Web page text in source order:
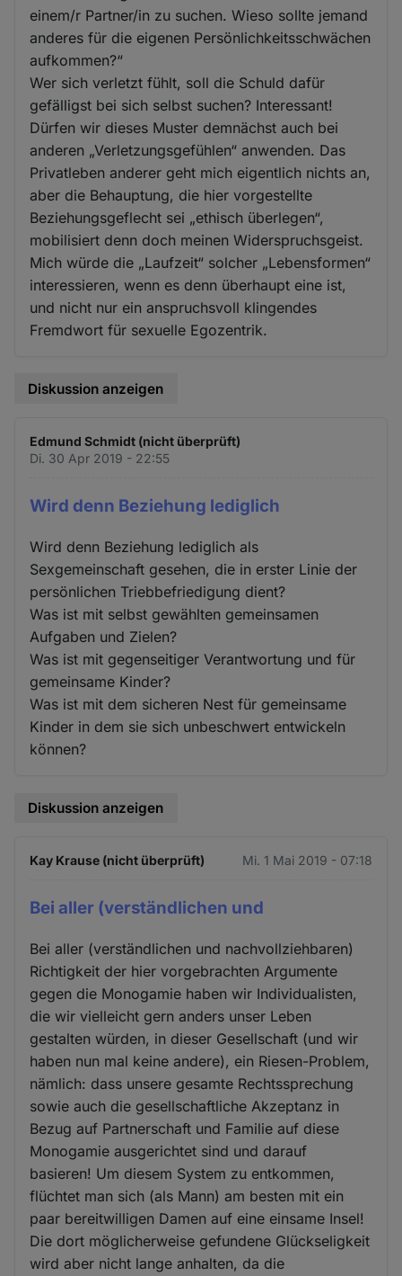
einem/r Partner/in zu suchen. Wieso sollte jemand
anderes für die eigenen Persönlichkeitsschwächen
aufkommen?“
Wer sich verletzt fühlt, soll die Schuld dafür
gefälligst bei sich selbst suchen? Interessant!
Dürfen wir dieses Muster demnächst auch bei
anderen „Verletzungsgefühlen“ anwenden. Das
Privatleben anderer geht mich eigentlich nichts an,
aber die Behauptung, die hier vorgestellte
Beziehungsgeflecht sei „ethisch überlegen“,
mobilisiert denn doch meinen Widerspruchsgeist.
Mich würde die „Laufzeit“ solcher „Lebensformen“
interessieren, wenn es denn überhaupt eine ist,
und nicht nur ein anspruchsvoll klingendes
Fremdwort für sexuelle Egozentrik.
Diskussion anzeigen
Edmund Schmidt (nicht überprüft)
Di. 30 Apr 2019 - 22:55
Wird denn Beziehung lediglich
Wird denn Beziehung lediglich als
Sexgemeinschaft gesehen, die in erster Linie der
persönlichen Triebbefriedigung dient?
Was ist mit selbst gewählten gemeinsamen
Aufgaben und Zielen?
Was ist mit gegenseitiger Verantwortung und für
gemeinsame Kinder?
Was ist mit dem sicheren Nest für gemeinsame
Kinder in dem sie sich unbeschwert entwickeln
können?
Diskussion anzeigen
Kay Krause (nicht überprüft) Mi. 1 Mai 2019 - 07:18
Bei aller (verständlichen und
Bei aller (verständlichen und nachvollziehbaren)
Richtigkeit der hier vorgebrachten Argumente
gegen die Monogamie haben wir Individualisten,
die wir vielleicht gern anders unser Leben
gestalten würden, in dieser Gesellschaft (und wir
haben nun mal keine andere), ein Riesen-Problem,
nämlich: dass unsere gesamte Rechtssprechung
sowie auch die gesellschaftliche Akzeptanz in
Bezug auf Partnerschaft und Familie auf diese
Monogamie ausgerichtet sind und darauf
basieren! Um diesem System zu entkommen,
flüchtet man sich (als Mann) am besten mit ein
paar bereitwilligen Damen auf eine einsame Insel!
Die dort möglicherweise gefundene Glückseligkeit
wird aber nicht lange anhalten, da die